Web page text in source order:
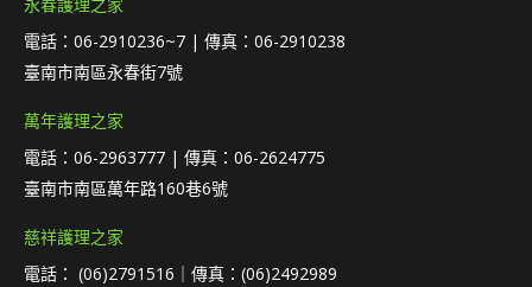
電話：06-2910236~7 | 傳真：06-2910238
臺南市南區永春街7號
萬年護理之家
電話：06-2963777 | 傳真：06-2624775
臺南市南區萬年路160巷6號
慈祥護理之家
電話： (06)2791516｜傳真：(06)2492989